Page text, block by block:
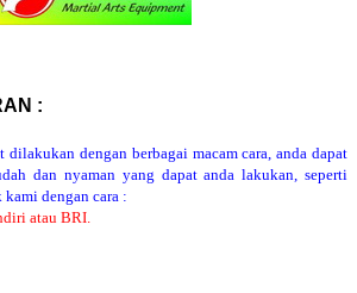
:
dilakukan dengan berbagai macam cara, anda dapat
dan nyaman yang dapat anda lakukan, seperti
kami dengan cara :
atau BRI.